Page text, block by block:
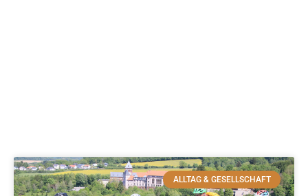
ALLTAG & GESELLSCHAFT